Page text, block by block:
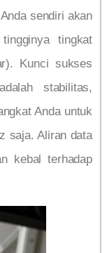
sendiri akan
tingkat
Kunci sukses
stabilitas,
Anda untuk
saja. Aliran data
kebal terhadap